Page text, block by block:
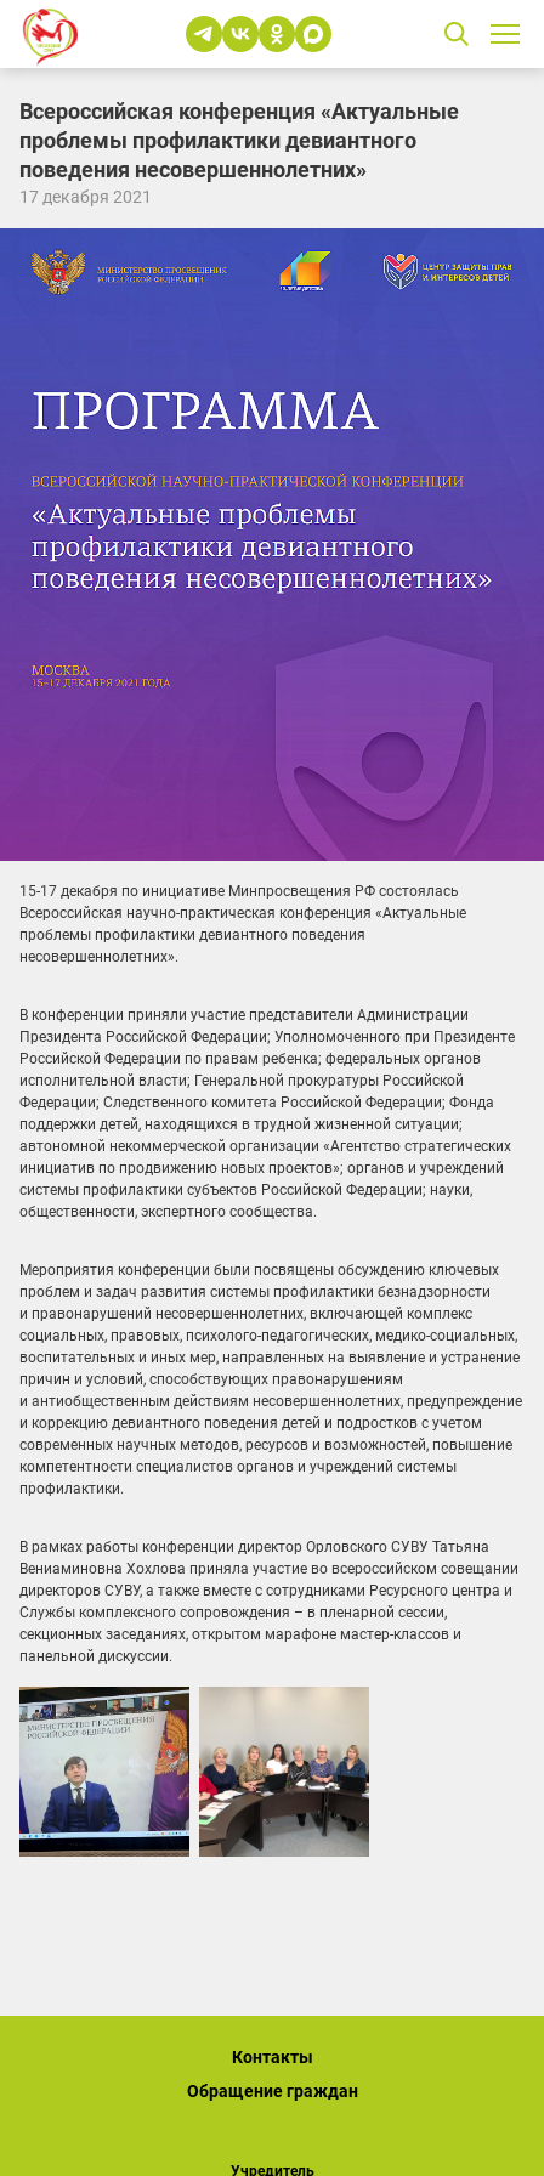
Всероссийская конференция «Актуальные
проблемы профилактики девиантного
поведения несовершеннолетних»
17 декабря 2021
15-17 декабря по инициативе Минпросвещения РФ состоялась
Всероссийская научно-практическая конференция «Актуальные
проблемы профилактики девиантного поведения
несовершеннолетних».
В конференции приняли участие представители Администрации
Президента Российской Федерации; Уполномоченного при Президенте
Российской Федерации по правам ребенка; федеральных органов
исполнительной власти; Генеральной прокуратуры Российской
Федерации; Следственного комитета Российской Федерации; Фонда
поддержки детей, находящихся в трудной жизненной ситуации;
автономной некоммерческой организации «Агентство стратегических
инициатив по продвижению новых проектов»; органов и учреждений
системы профилактики субъектов Российской Федерации; науки,
общественности, экспертного сообщества.
Мероприятия конференции были посвящены обсуждению ключевых
проблем и задач развития системы профилактики безнадзорности
и правонарушений несовершеннолетних, включающей комплекс
социальных, правовых, психолого-педагогических, медико-социальных,
воспитательных и иных мер, направленных на выявление и устранение
причин и условий, способствующих правонарушениям
и антиобщественным действиям несовершеннолетних, предупреждение
и коррекцию девиантного поведения детей и подростков с учетом
современных научных методов, ресурсов и возможностей, повышение
компетентности специалистов органов и учреждений системы
профилактики.
В рамках работы конференции директор Орловского СУВУ Татьяна
Вениаминовна Хохлова приняла участие во всероссийском совещании
директоров СУВУ, а также вместе с сотрудниками Ресурсного центра и
Службы комплексного сопровождения – в пленарной сессии,
секционных заседаниях, открытом марафоне мастер-классов и
панельной дискуссии.
Контакты
Обращение граждан
Учредитель